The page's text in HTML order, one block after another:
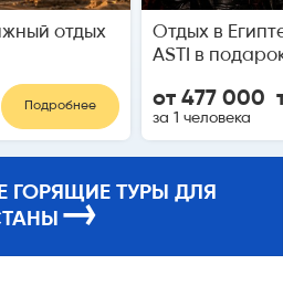
отдых
Подробнее
Отдых в
ASTI в
от 477 000
за 1 человека
ГОРЯЩИЕ ТУРЫ ДЛЯ
→